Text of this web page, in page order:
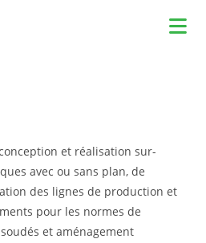
et réalisation sur-
avec ou sans plan, de
des lignes de production et
pour les normes de
et aménagement